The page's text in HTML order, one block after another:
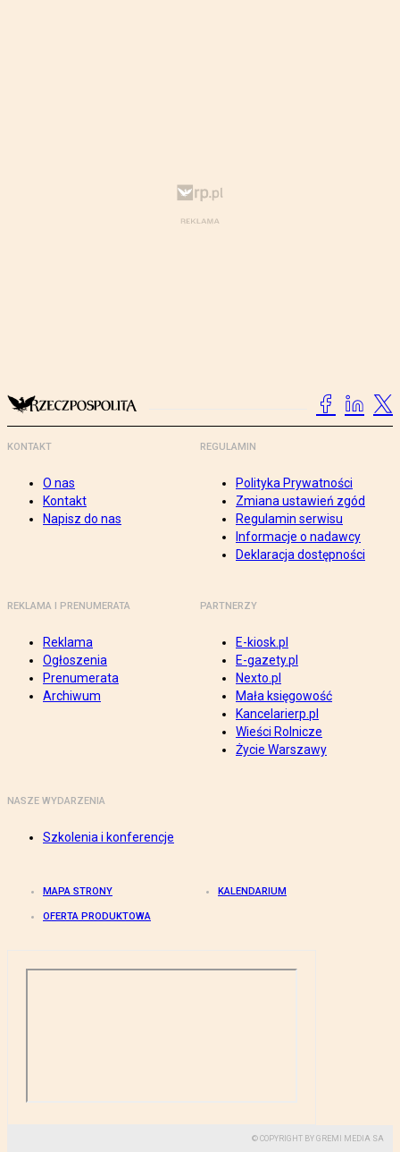
KONTAKT
O nas
Kontakt
Napisz do nas
REGULAMIN
Polityka Prywatności
Zmiana ustawień zgód
Regulamin serwisu
Informacje o nadawcy
Deklaracja dostępności
REKLAMA I PRENUMERATA
Reklama
Ogłoszenia
Prenumerata
Archiwum
PARTNERZY
E-kiosk.pl
E-gazety.pl
Nexto.pl
Mała księgowość
Kancelarierp.pl
Wieści Rolnicze
Życie Warszawy
NASZE WYDARZENIA
Szkolenia i konferencje
MAPA STRONY KALENDARIUM
OFERTA PRODUKTOWA
© COPYRIGHT BY GREMI MEDIA SA